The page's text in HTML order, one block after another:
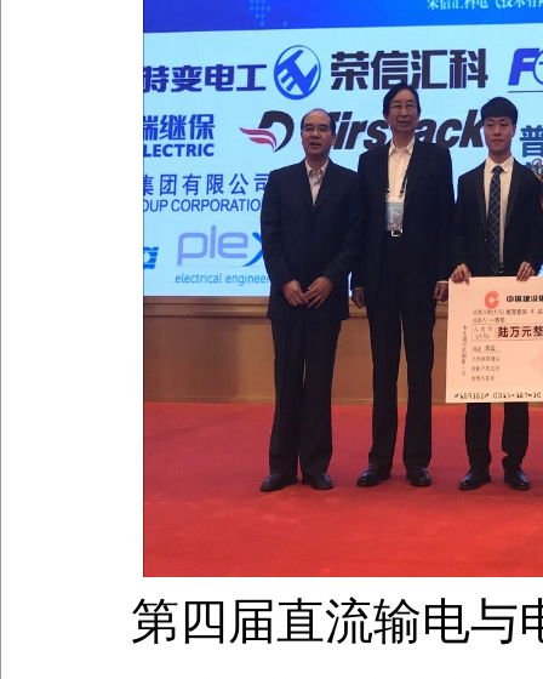
第四届直流输电与